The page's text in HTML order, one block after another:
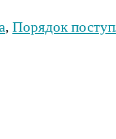
, Порядок